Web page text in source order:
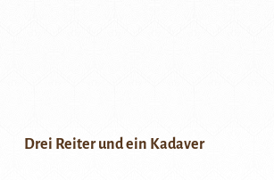
Drei Reiter und ein Kadaver